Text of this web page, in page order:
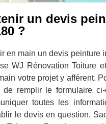
un devis
?
en main un devis peinture
WJ Rénovation Toiture
votre projet y afférent.
remplir le formulaire
toutes les
le devis en question.